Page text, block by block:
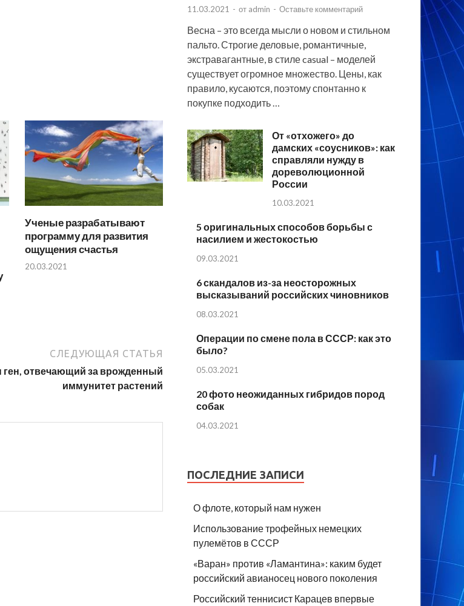
Ученые разрабатывают
программу для развития
ощущения счастья
20.03.2021
СЛЕДУЮЩАЯ СТАТЬЯ
ген, отвечающий за врожденный
иммунитет растений
11.03.2021 - от admin - Оставьте комментарий
Весна – это всегда мысли о новом и стильном
пальто. Строгие деловые, романтичные,
экстравагантные, в стиле casual – моделей
существует огромное множество. Цены, как
правило, кусаются, поэтому спонтанно к
покупке подходить …
От «отхожего» до
дамских «соусников»: как
справляли нужду в
дореволюционной
России
10.03.2021
5 оригинальных способов борьбы с
насилием и жестокостью
09.03.2021
6 скандалов из-за неосторожных
высказываний российских чиновников
08.03.2021
Операции по смене пола в СССР: как это
было?
05.03.2021
20 фото неожиданных гибридов пород
собак
04.03.2021
ПОСЛЕДНИЕ ЗАПИСИ
О флоте, который нам нужен
Использование трофейных немецких
пулемётов в СССР
«Варан» против «Ламантина»: каким будет
российский авианосец нового поколения
Российский теннисист Карацев впервые